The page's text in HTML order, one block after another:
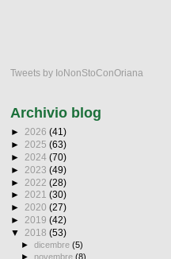
Tweets by IoNonStoConOriana
Archivio blog
► 2026 (41)
► 2025 (63)
► 2024 (70)
► 2023 (49)
► 2022 (28)
► 2021 (30)
► 2020 (27)
► 2019 (42)
▼ 2018 (53)
►dicembre(5)
► novembre(8)